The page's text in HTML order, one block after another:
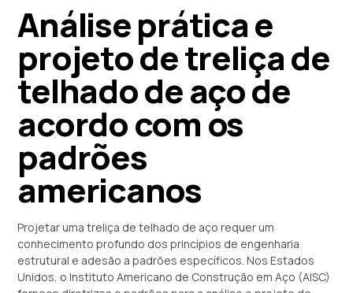
Análise prática e
projeto de treliça de
telhado de aço de
acordo com os
padrões
americanos
Projetar uma treliça de telhado de aço requer um
conhecimento profundo dos princípios de engenharia
estrutural e adesão a padrões específicos. Nos Estados
Unidos, o Instituto Americano de Construção em Aço (AISC)